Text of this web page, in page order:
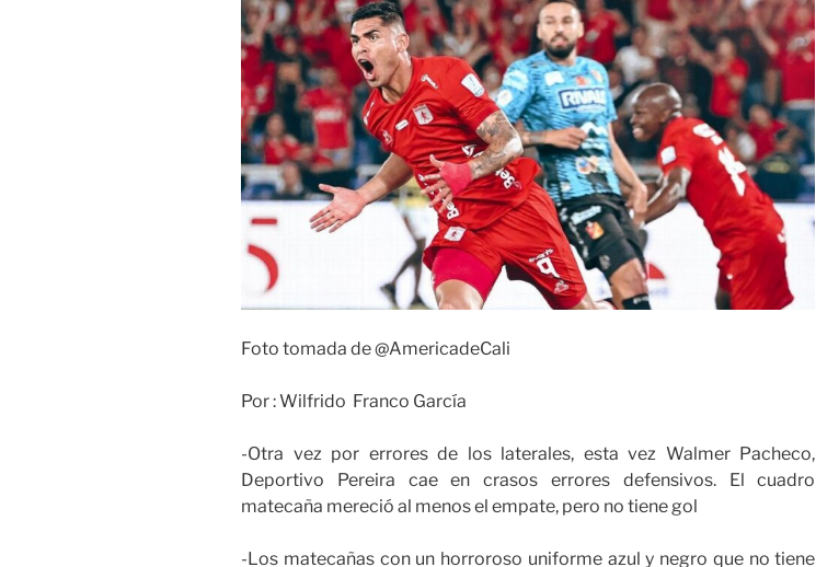
Foto tomada de @AmericadeCali
Por : Wilfrido Franco García
-Otra vez por errores de los laterales, esta vez Walmer Pacheco,
Deportivo Pereira cae en crasos errores defensivos. El cuadro
matecaña mereció al menos el empate, pero no tiene gol
-Los matecañas con un horroroso uniforme azul y negro que no tiene